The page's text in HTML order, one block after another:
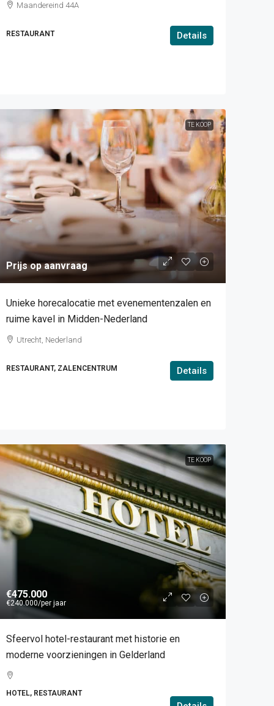
Maandereind 44A
RESTAURANT Details
TE KOOP
Prijs op aanvraag
Unieke horecalocatie met evenementenzalen en
ruime kavel in Midden-Nederland
Utrecht, Nederland
RESTAURANT, ZALENCENTRUM Details
TE KOOP
€475.000
€240.000/per jaar
Sfeervol hotel-restaurant met historie en
moderne voorzieningen in Gelderland
HOTEL, RESTAURANT